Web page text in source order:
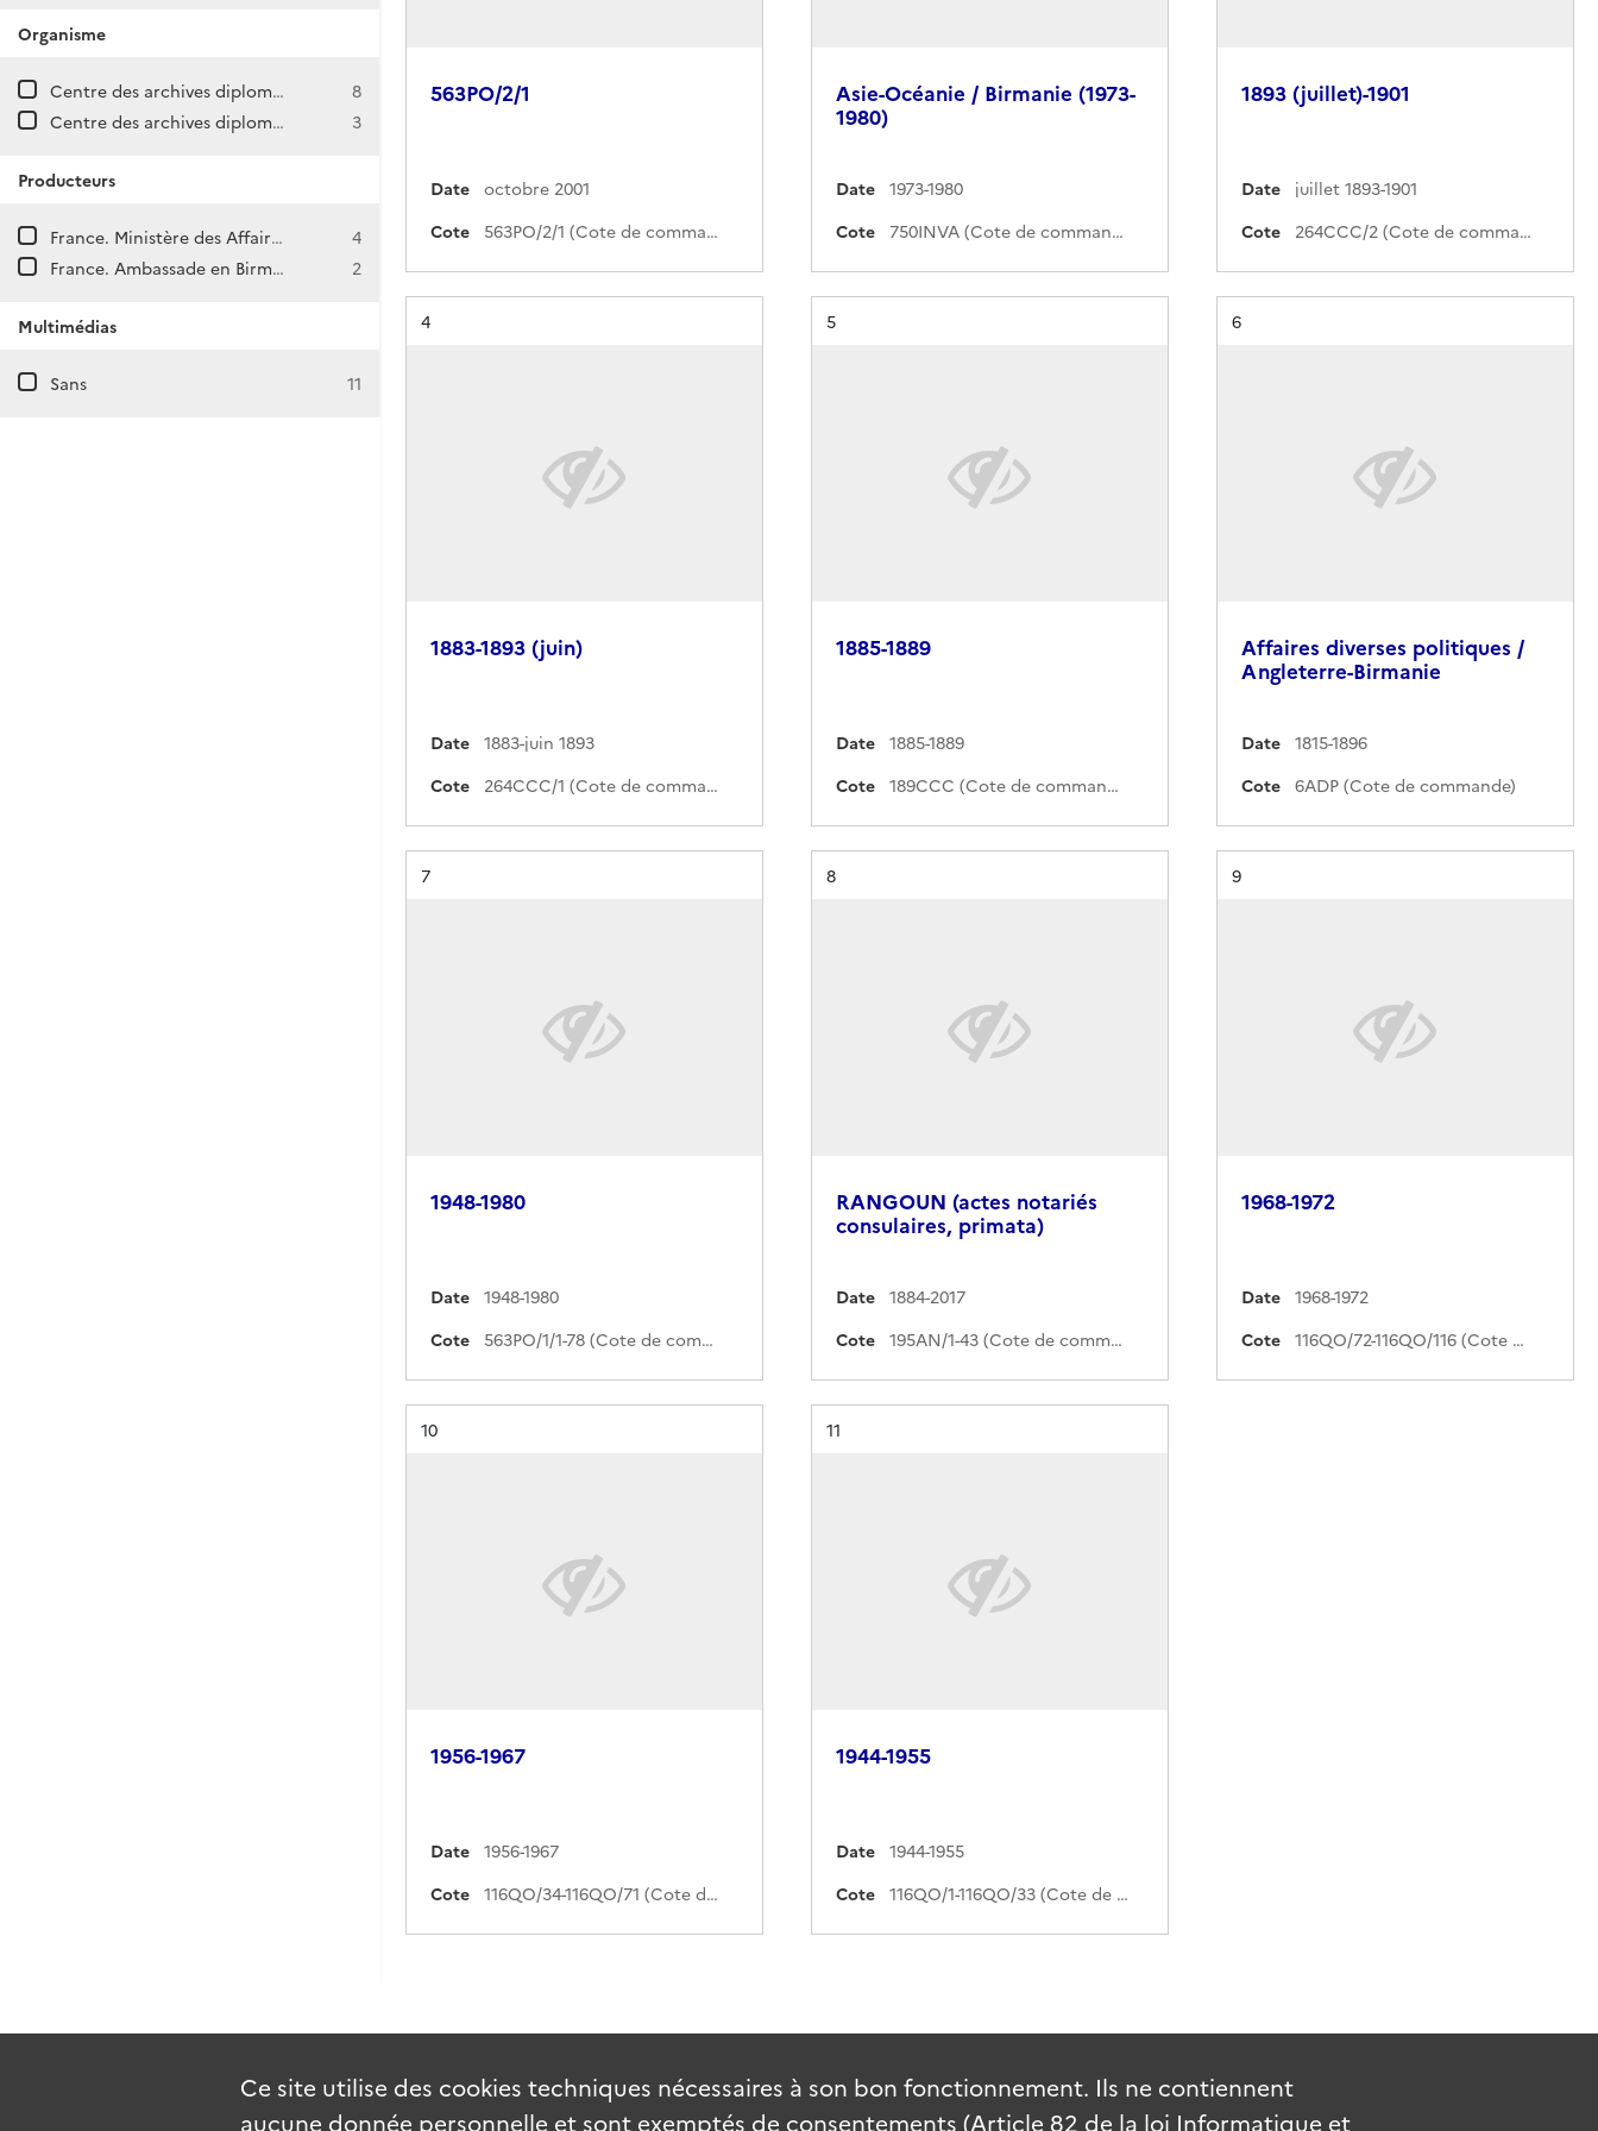
Organisme
Centre des archives diplomatiques de La Courneuve
8
Centre des archives diplomatiques de Nantes
3
Producteurs
France. Ministère des Affaires étrangères. Direction générale des Affaires politiques et de Sécurité. Direction d'Asie et d'Océanie.
4
France. Ambassade en Birmanie (Rangoun)
2
Multimédias
Sans 11
563PO/2/1
Date octobre 2001
Cote
563PO/2/1 (Cote de commande)
Asie-Océanie / Birmanie (1973-
1980)
Date
1973-1980
Cote
750INVA (Cote de commande)
1893 (juillet)-1901
Date
juillet 1893-1901
Cote
264CCC/2 (Cote de commande)
Résultat n°
4
1883-1893 (juin)
Date 1883-juin 1893
Cote
264CCC/1 (Cote de commande)
Résultat n°
5
1885-1889
Date
1885-1889
Cote
189CCC (Cote de commande)
Résultat n°
6
Affaires diverses politiques /
Angleterre-Birmanie
Date
1815-1896
Cote
6ADP (Cote de commande)
Résultat n°
7
1948-1980
Date 1948-1980
Cote
563PO/1/1-78 (Cote de commande)
Résultat n°
8
RANGOUN (actes notariés
consulaires, primata)
Date
1884-2017
Cote
195AN/1-43 (Cote de commande)
Résultat n°
9
1968-1972
Date
1968-1972
Cote
116QO/72-116QO/116 (Cote de commande)
Résultat n°
10
1956-1967
Date 1956-1967
Cote
116QO/34-116QO/71 (Cote de commande)
Résultat n°
11
1944-1955
Date
1944-1955
Cote
116QO/1-116QO/33 (Cote de commande)
Ce site utilise des cookies techniques nécessaires à son bon fonctionnement. Ils ne contiennent
aucune donnée personnelle et sont exemptés de consentements (Article 82 de la loi Informatique et